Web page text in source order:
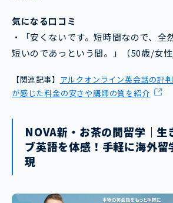
気になる口コミ
・「安くないです。短時間なので、全
短いのであっという間。」（50歳/女性
【関連記事】 アルクオンライン英会話の評
が感じた料金の安さや講師の質を紹介
NOVA新・お茶の間留学｜生
ブ英語を体感！手軽に海外留
現